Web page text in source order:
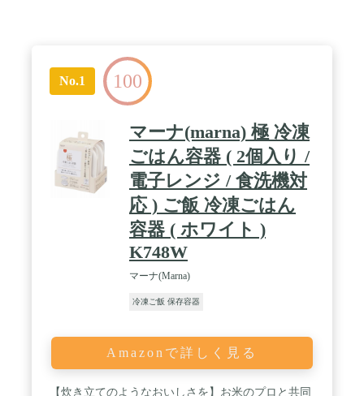
No.1 100
マーナ(marna) 極 冷凍
ごはん容器 ( 2個入り /
電子レンジ / 食洗機対
応 ) ご飯 冷凍ごはん
容器 ( ホワイト )
K748W
マーナ(Marna)
冷凍ご飯 保存容器
Amazonで詳しく見る
【炊き立てのようなおいしさを】お米のプロと共同